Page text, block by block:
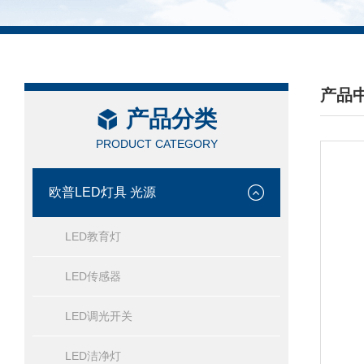
产品分类
PRODUCT CATEGORY
欧普LED灯具 光源
LED教育灯
LED传感器
LED调光开关
LED洁净灯
产品
/